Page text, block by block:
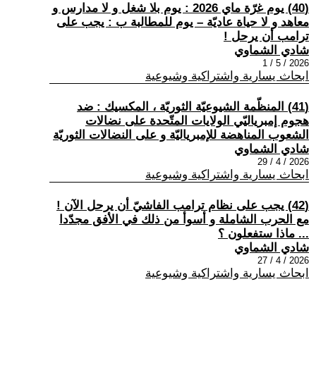
(40) يوم غرّة ماي 2026 : يوم بلا شغل و لا مدارس و
معاهد و لا حياة عاديّة – يوم للمطالبة ب : يجب على
ترامب أن يرحل !
شادي الشماوي
2026 / 5 / 1
ابحاث يسارية واشتراكية وشيوعية
(41) المنظّمة الشيوعيّة الثوريّة ، المكسيك : ضد
هجوم إمبرياليّي الولايات المتّحدة على نضالات
الشعوب المناهضة للإمبرياليّة و على النضالات الثوريّة
شادي الشماوي
2026 / 4 / 29
ابحاث يسارية واشتراكية وشيوعية
(42) يجب على نظام ترامب الفاشيّ أن يرحل الآن !
مع الحرب الشاملة و أسوأ من ذلك في الأفق مجدّدا
... ماذا ستفعلون ؟
شادي الشماوي
2026 / 4 / 27
ابحاث يسارية واشتراكية وشيوعية